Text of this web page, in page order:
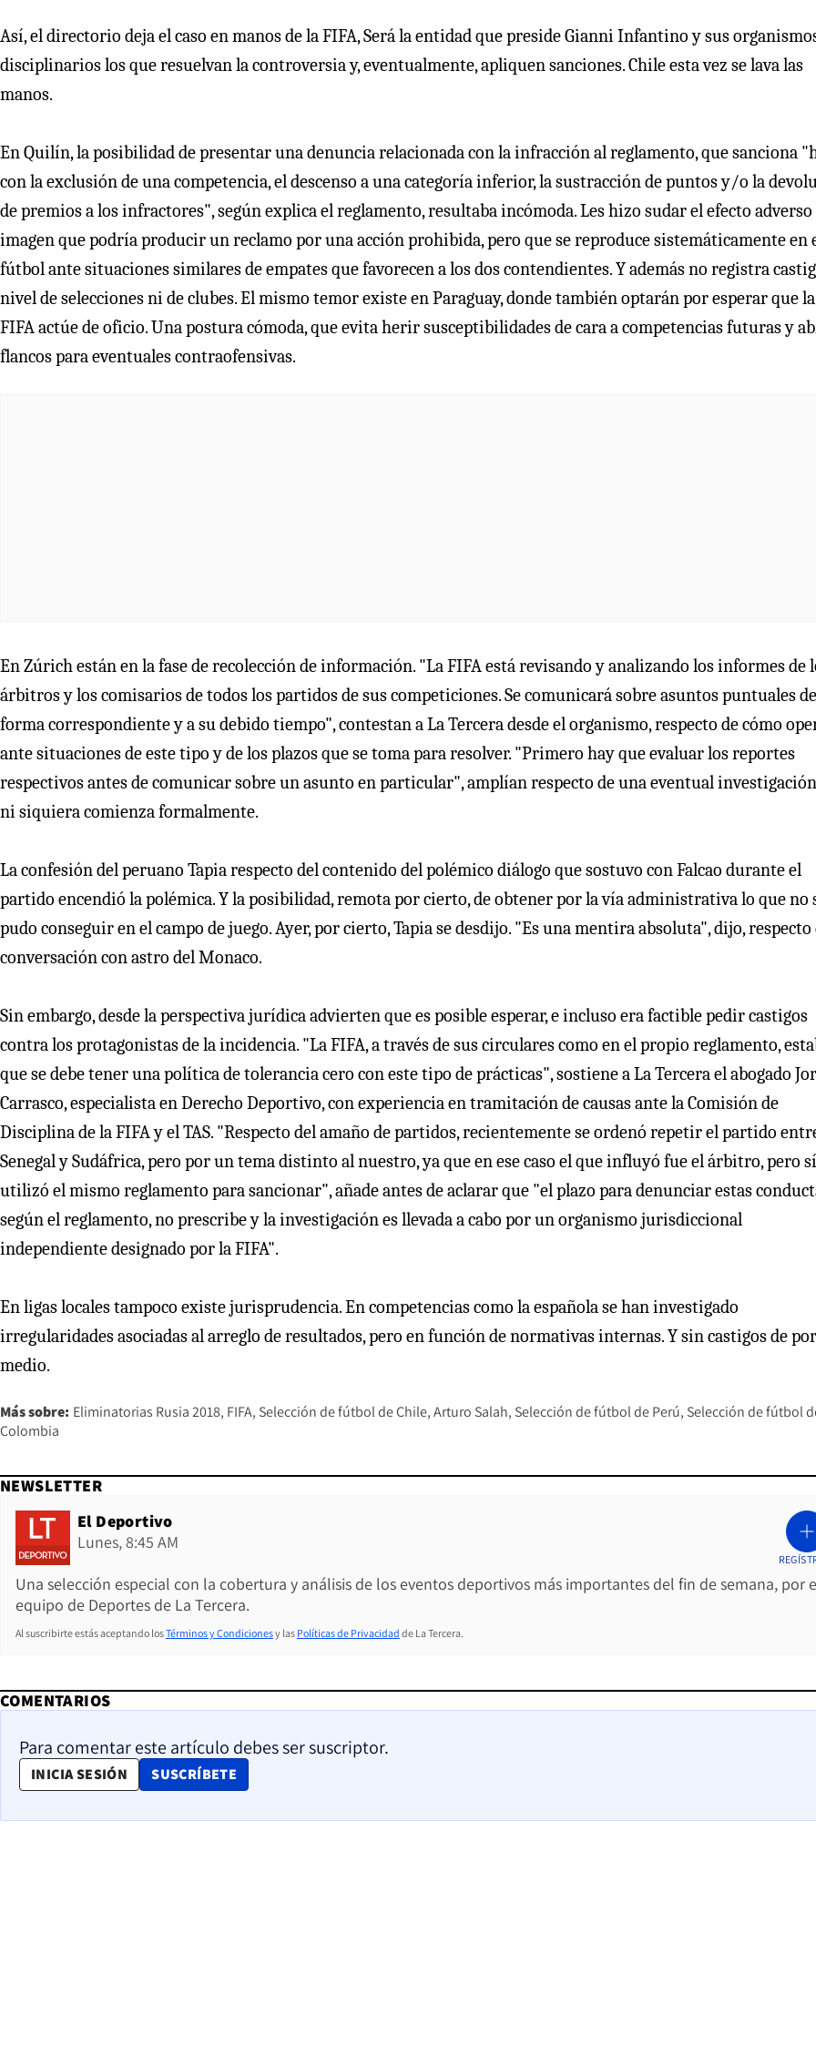
Así, el directorio deja el caso en manos de la FIFA, Será la entidad que preside Gianni Infantino y sus
disciplinarios los que resuelvan la controversia y, eventualmente, apliquen sanciones. Chile esta vez se lava las
manos.
En Quilín, la posibilidad de presentar una denuncia relacionada con la infracción al reglamento, que sanciona
con la exclusión de una competencia, el descenso a una categoría inferior, la sustracción de puntos y/o la
de premios a los infractores", según explica el reglamento, resultaba incómoda. Les hizo sudar el efecto adverso
imagen que podría producir un reclamo por una acción prohibida, pero que se reproduce sistemáticamente en
fútbol ante situaciones similares de empates que favorecen a los dos contendientes. Y además no registra
nivel de selecciones ni de clubes. El mismo temor existe en Paraguay, donde también optarán por esperar que la
FIFA actúe de oficio. Una postura cómoda, que evita herir susceptibilidades de cara a competencias futuras y
flancos para eventuales contraofensivas.
En Zúrich están en la fase de recolección de información. "La FIFA está revisando y analizando los informes de
árbitros y los comisarios de todos los partidos de sus competiciones. Se comunicará sobre asuntos puntuales de
forma correspondiente y a su debido tiempo", contestan a La Tercera desde el organismo, respecto de cómo
ante situaciones de este tipo y de los plazos que se toma para resolver. "Primero hay que evaluar los reportes
respectivos antes de comunicar sobre un asunto en particular", amplían respecto de una eventual
ni siquiera comienza formalmente.
La confesión del peruano Tapia respecto del contenido del polémico diálogo que sostuvo con Falcao durante el
partido encendió la polémica. Y la posibilidad, remota por cierto, de obtener por la vía administrativa lo que no
pudo conseguir en el campo de juego. Ayer, por cierto, Tapia se desdijo. "Es una mentira absoluta", dijo, respecto
conversación con astro del Monaco.
Sin embargo, desde la perspectiva jurídica advierten que es posible esperar, e incluso era factible pedir castigos
contra los protagonistas de la incidencia. "La FIFA, a través de sus circulares como en el propio reglamento,
que se debe tener una política de tolerancia cero con este tipo de prácticas", sostiene a La Tercera el abogado
Carrasco, especialista en Derecho Deportivo, con experiencia en tramitación de causas ante la Comisión de
Disciplina de la FIFA y el TAS. "Respecto del amaño de partidos, recientemente se ordenó repetir el partido
Senegal y Sudáfrica, pero por un tema distinto al nuestro, ya que en ese caso el que influyó fue el árbitro, pero
utilizó el mismo reglamento para sancionar", añade antes de aclarar que "el plazo para denunciar estas
según el reglamento, no prescribe y la investigación es llevada a cabo por un organismo jurisdiccional
independiente designado por la FIFA".
En ligas locales tampoco existe jurisprudencia. En competencias como la española se han investigado
irregularidades asociadas al arreglo de resultados, pero en función de normativas internas. Y sin castigos de por
medio.
Más sobre: Eliminatorias Rusia 2018 FIFA Selección de fútbol de Chile Arturo Salah Selección de fútbol de Perú Selección de fútbol
Colombia
NEWSLETTER
El Deportivo
Lunes, 8:45 AM
Una selección especial con la cobertura y análisis de los eventos deportivos más importantes del fin de semana, por
equipo de Deportes de La Tercera.
Al suscribirte estás aceptando losTérminos y Condicionesy las Políticas de Privacidad de La Tercera.
COMENTARIOS
Para comentar este artículo debes ser suscriptor.
INICIA SESIÓN SUSCRÍBETE
OPENS IN NEW WINDOW